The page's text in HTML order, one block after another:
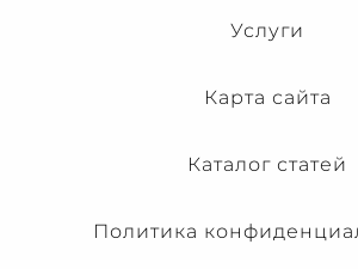
Услуги
Карта сайта
Каталог статей
Политика